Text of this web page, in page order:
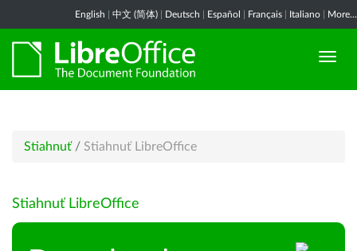
English 中文 (简体) Deutsch Español Français Italiano More...
Stiahnuť / Stiahnuť LibreOffice
Stiahnuť LibreOffice